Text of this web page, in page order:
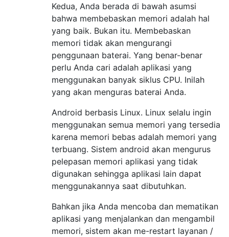
Kedua, Anda berada di bawah asumsi
bahwa membebaskan memori adalah hal
yang baik. Bukan itu. Membebaskan
memori tidak akan mengurangi
penggunaan baterai. Yang benar-benar
perlu Anda cari adalah aplikasi yang
menggunakan banyak siklus CPU. Inilah
yang akan menguras baterai Anda.
Android berbasis Linux. Linux selalu ingin
menggunakan semua memori yang tersedia
karena memori bebas adalah memori yang
terbuang. Sistem android akan mengurus
pelepasan memori aplikasi yang tidak
digunakan sehingga aplikasi lain dapat
menggunakannya saat dibutuhkan.
Bahkan jika Anda mencoba dan mematikan
aplikasi yang menjalankan dan mengambil
memori, sistem akan me-restart layanan /